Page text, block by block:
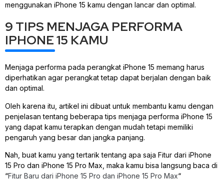
menggunakan iPhone 15 kamu dengan lancar dan optimal.
9 TIPS MENJAGA PERFORMA
IPHONE 15 KAMU
Menjaga performa pada perangkat iPhone 15 memang harus
diperhatikan agar perangkat tetap dapat berjalan dengan baik
dan optimal.
Oleh karena itu, artikel ini dibuat untuk membantu kamu dengan
penjelasan tentang beberapa tips menjaga performa iPhone 15
yang dapat kamu terapkan dengan mudah tetapi memiliki
pengaruh yang besar dan jangka panjang.
Nah, buat kamu yang tertarik tentang apa saja Fitur dari iPhone
15 Pro dan iPhone 15 Pro Max, maka kamu bisa langsung baca di
“Fitur Baru dari iPhone 15 Pro dan iPhone 15 Pro Max“